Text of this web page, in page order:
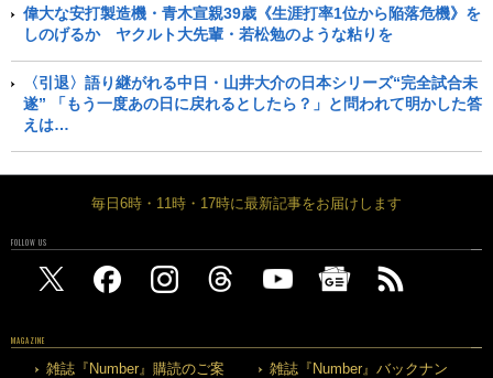
偉大な安打製造機・青木宣親39歳《生涯打率1位から陥落危機》を
しのげるか ヤクルト大先輩・若松勉のような粘りを
〈引退〉語り継がれる中日・山井大介の日本シリーズ“完全試合未
遂” 「もう一度あの日に戻れるとしたら？」と問われて明かした答
えは…
毎日6時・11時・17時に最新記事をお届けします
FOLLOW US
MAGAZINE
雑誌『Number』購読のご案
雑誌『Number』バックナン